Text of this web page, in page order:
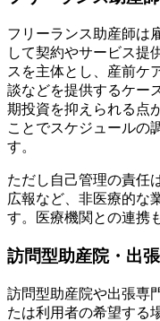
フリーランス助産師は
して契約やサービス提
スを主体とし、産前ケ
談などを提供するケー
期投資を抑えられる点
ことでスケジュールの
す。
ただし自己管理の責任
広報など、非医療的な
す。医療機関との連携
訪問型助産院・出
訪問型助産院や出張専
たは利用者の希望する